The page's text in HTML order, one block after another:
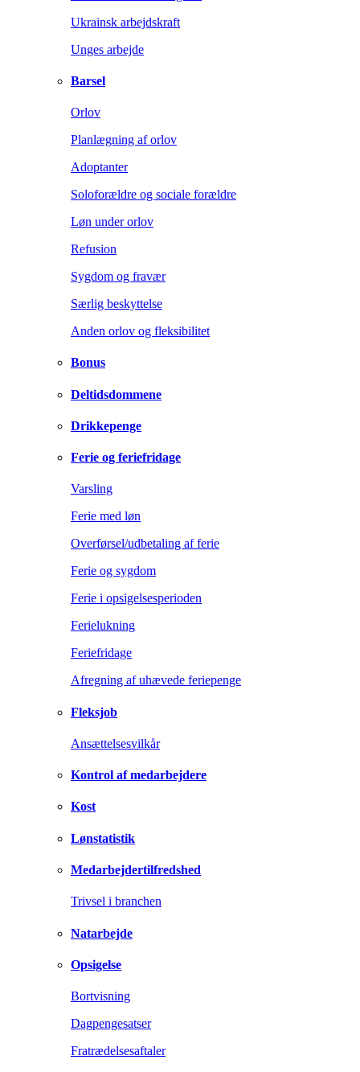
Ukrainsk arbejdskraft
Unges arbejde
Barsel
Orlov
Planlægning af orlov
Adoptanter
Soloforældre og sociale forældre
Løn under orlov
Refusion
Sygdom og fravær
Særlig beskyttelse
Anden orlov og fleksibilitet
Bonus
Deltidsdommene
Drikkepenge
Ferie og feriefridage
Varsling
Ferie med løn
Overførsel/udbetaling af ferie
Ferie og sygdom
Ferie i opsigelsesperioden
Ferielukning
Feriefridage
Afregning af uhævede feriepenge
Fleksjob
Ansættelsesvilkår
Kontrol af medarbejdere
Kost
Lønstatistik
Medarbejdertilfredshed
Trivsel i branchen
Natarbejde
Opsigelse
Bortvisning
Dagpengesatser
Fratrædelsesaftaler